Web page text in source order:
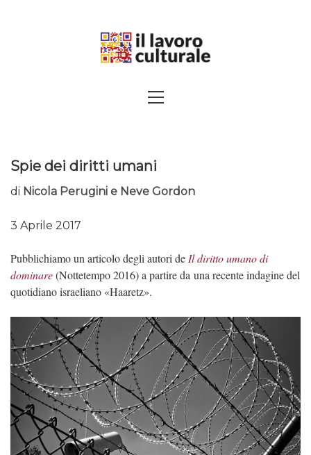
SAPERI, AFFACCIARSI SUL
Menu
Spie dei diritti umani
di Nicola Perugini e Neve Gordon
3 Aprile 2017
Pubblichiamo un articolo degli autori deIl diritto umano di
dominare(Nottetempo 2016) a partire da una recente indagine del
quotidiano israeliano «Haaretz».